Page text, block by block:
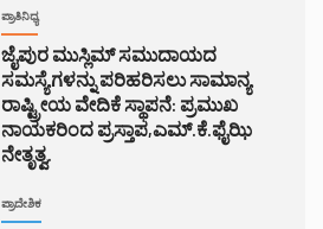
ಪ್ರಾತಿನಿಧ್ಯ
ಜೈಪುರ ಮುಸ್ಲಿಮ್ ಸಮುದಾಯದ
ಸಮಸ್ಯೆಗಳನ್ನು ಪರಿಹರಿಸಲು ಸಾಮಾನ್ಯ
ರಾಷ್ಟ್ರೀಯ ವೇದಿಕೆ ಸ್ಥಾಪನೆ: ಪ್ರಮುಖ
ನಾಯಕರಿಂದ ಪ್ರಸ್ತಾಪ,ಎಮ್.ಕೆ.ಫೈಝಿ
ನೇತೃತ್ವ.
ಪ್ರಾದೇಶಿಕ